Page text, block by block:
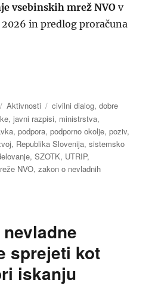
vsebinskih mrež NVO v
in predlog proračuna
financiranja vsebinskih
Kategorije
Aktivnosti Oznake
civilni dialog,dobre
,javni razpisi, ministrstva,
,podpora,podporno okolje,poziv,
, Republika Slovenija,sistemsko
,SZOTK, UTRIP,
NVO,zakon o nevladnih
sprejeti kot
iskanju